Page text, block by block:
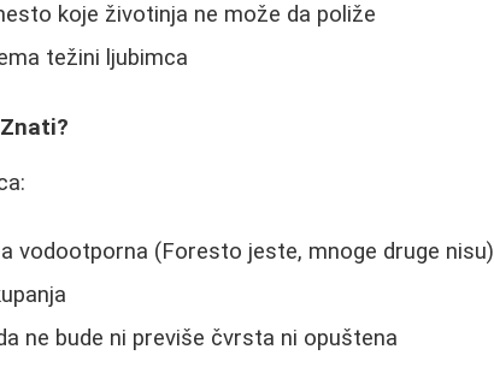
koje životinja ne može da poliže
težini ljubimca
vodootporna (Foresto jeste, mnoge druge nisu)
ne bude ni previše čvrsta ni opuštena